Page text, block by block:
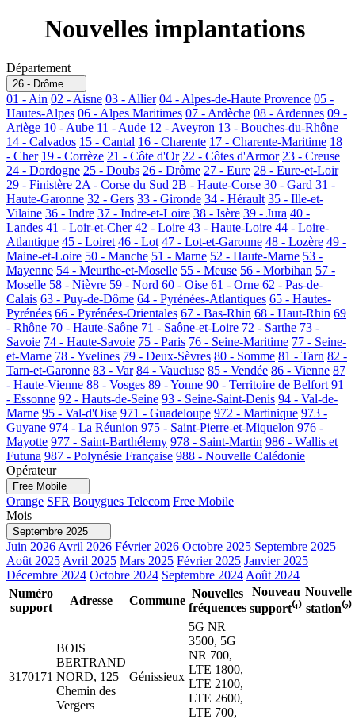
Nouvelles implantations
Département
26 - Drôme
01 - Ain 02 - Aisne 03 - Allier 04 - Alpes-de-Haute Provence 05 -
Hautes-Alpes 06 - Alpes Maritimes 07 - Ardèche 08 - Ardennes 09 -
Ariège 10 - Aube 11 - Aude 12 - Aveyron 13 - Bouches-du-Rhône
14 - Calvados 15 - Cantal 16 - Charente 17 - Charente-Maritime 18
- Cher 19 - Corrèze 21 - Côte d'Or 22 - Côtes d'Armor 23 - Creuse
24 - Dordogne 25 - Doubs 26 - Drôme 27 - Eure 28 - Eure-et-Loir
29 - Finistère 2A - Corse du Sud 2B - Haute-Corse 30 - Gard 31 -
Haute-Garonne 32 - Gers 33 - Gironde 34 - Hérault 35 - Ille-et-
Vilaine 36 - Indre 37 - Indre-et-Loire 38 - Isère 39 - Jura 40 -
Landes 41 - Loir-et-Cher 42 - Loire 43 - Haute-Loire 44 - Loire-
Atlantique 45 - Loiret 46 - Lot 47 - Lot-et-Garonne 48 - Lozère 49 -
Maine-et-Loire 50 - Manche 51 - Marne 52 - Haute-Marne 53 -
Mayenne 54 - Meurthe-et-Moselle 55 - Meuse 56 - Morbihan 57 -
Moselle 58 - Nièvre 59 - Nord 60 - Oise 61 - Orne 62 - Pas-de-
Calais 63 - Puy-de-Dôme 64 - Pyrénées-Atlantiques 65 - Hautes-
Pyrénées 66 - Pyrénées-Orientales 67 - Bas-Rhin 68 - Haut-Rhin 69
- Rhône 70 - Haute-Saône 71 - Saône-et-Loire 72 - Sarthe 73 -
Savoie 74 - Haute-Savoie 75 - Paris 76 - Seine-Maritime 77 - Seine-
et-Marne 78 - Yvelines 79 - Deux-Sèvres 80 - Somme 81 - Tarn 82 -
Tarn-et-Garonne 83 - Var 84 - Vaucluse 85 - Vendée 86 - Vienne 87
- Haute-Vienne 88 - Vosges 89 - Yonne 90 - Territoire de Belfort 91
- Essonne 92 - Hauts-de-Seine 93 - Seine-Saint-Denis 94 - Val-de-
Marne 95 - Val-d'Oise 971 - Guadeloupe 972 - Martinique 973 -
Guyane 974 - La Réunion 975 - Saint-Pierre-et-Miquelon 976 -
Mayotte 977 - Saint-Barthélemy 978 - Saint-Martin 986 - Wallis et
Futuna 987 - Polynésie Française 988 - Nouvelle Calédonie
Opérateur
Free Mobile
Orange SFR Bouygues Telecom Free Mobile
Mois
Septembre 2025
Juin 2026 Avril 2026 Février 2026 Octobre 2025 Septembre 2025
Août 2025 Avril 2025 Mars 2025 Février 2025 Janvier 2025
Décembre 2024 Octobre 2024 Septembre 2024 Août 2024
Numéro
support
Adresse Commune
Nouvelles
fréquences
Nouveau
support⁽¹⁾
Nouvelle
station⁽²⁾
3170171
BOIS
BERTRAND
NORD, 125
Chemin des
Vergers
Génissieux
5G NR
3500, 5G
NR 700,
LTE 1800,
LTE 2100,
LTE 2600,
LTE 700,